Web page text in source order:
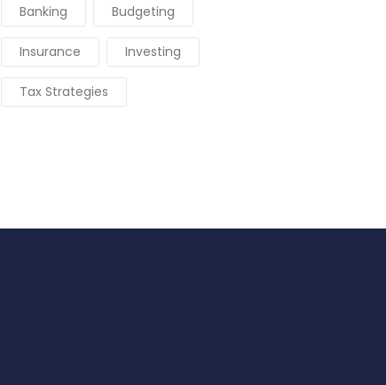
Banking Budgeting
Insurance Investing
Tax Strategies